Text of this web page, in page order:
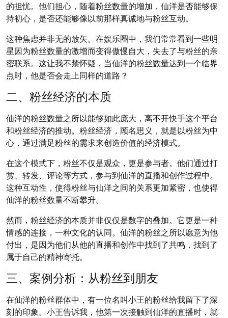
的担忧。他们担心，随着粉丝数量的增加，仙洋是否能够保
持初心，是否还能够像以前那样真诚地与粉丝互动。
这种焦虑并非无的放矢。在娱乐圈中，我们常常看到一些明
星因为粉丝数量的激增而变得傲慢自大，失去了与粉丝的亲
密联系。这让我不禁怀疑，当仙洋的粉丝数量达到一个临界
点时，他是否会走上同样的道路？
二、粉丝经济的本质
仙洋的粉丝数量之所以能够如此庞大，离不开快手这个平台
和粉丝经济的推动。粉丝经济，顾名思义，就是以粉丝为中
心，通过满足粉丝的需求来创造价值的经济模式。
在这个模式下，粉丝不仅是观众，更是参与者。他们通过打
赏、转发、评论等方式，参与到仙洋的直播和创作过程中。
这种互动性，使得粉丝与仙洋之间的关系更加紧密，也使得
仙洋的粉丝数量不断攀升。
然而，粉丝经济的本质并非仅仅是数字的叠加。它更是一种
情感的连接，一种文化的认同。仙洋的粉丝之所以愿意为他
付出，是因为他们从他的直播和创作中找到了共鸣，找到了
属于自己的精神寄托。
三、案例分析：从粉丝到朋友
在仙洋的粉丝群体中，有一位名叫小王的粉丝给我留下了深
刻的印象。小王告诉我，他第一次接触到仙洋的直播时，就